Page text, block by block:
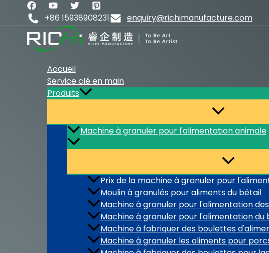
contenu
+86 15938908231 enquiry@richimanufacture.com
Accueil
Service clé en main
Produits
Machine à granuler pour l'alimentation animale
Prix de la machine à granuler pour
Moulin à granulés pour aliments du bétail
Machine à granuler pour l'alimentation
Machine à granuler pour l'alimentation du
Machine à fabriquer des boulettes
Machine à granuler les aliments pour